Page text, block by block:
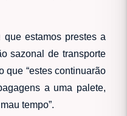
que estamos prestes a
sazonal de transporte
que “estes continuarão
a uma palete,
tempo”.